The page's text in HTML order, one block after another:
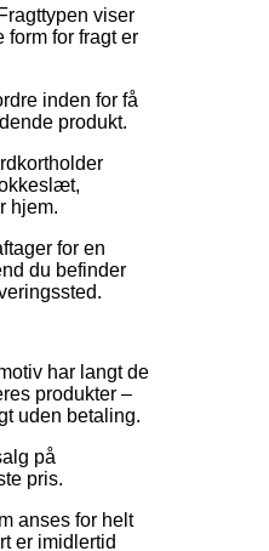
viser
for fragt er
inden for få
produkt.
hjem.
for en
du befinder
har langt de
produkter –
uden betaling.
på
pris.
anses for helt
er imidlertid